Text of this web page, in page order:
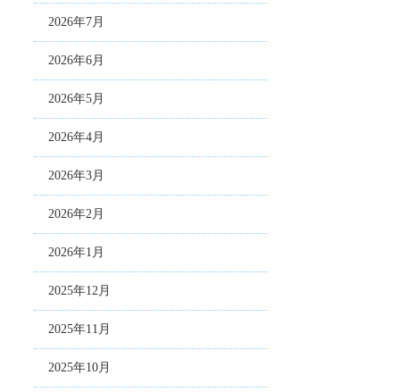
2026年7月
2026年6月
2026年5月
2026年4月
2026年3月
2026年2月
2026年1月
2025年12月
2025年11月
2025年10月